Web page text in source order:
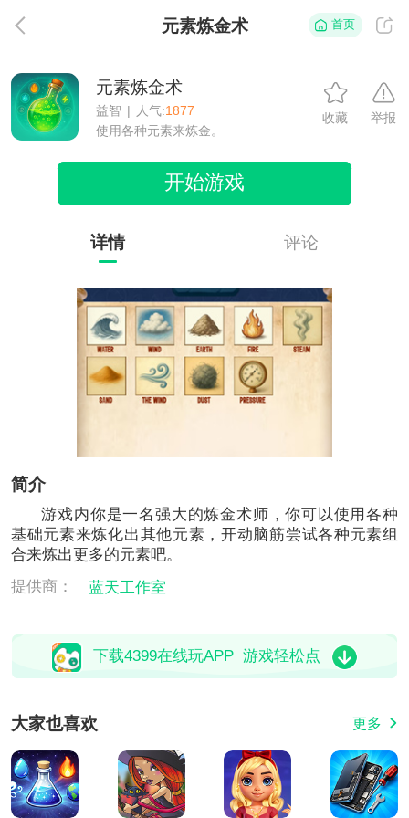
元素炼金术 首页
元素炼金术
益智 | 人气:1877
使用各种元素来炼金。
收藏 举报
开始游戏
详情 评论
简介
游戏内你是一名强大的炼金术师，你可以使用各种
基础元素来炼化出其他元素，开动脑筋尝试各种元素组
合来炼出更多的元素吧。
提供商：
蓝天工作室
下载4399在线玩APP 游戏轻松点
大家也喜欢 更多